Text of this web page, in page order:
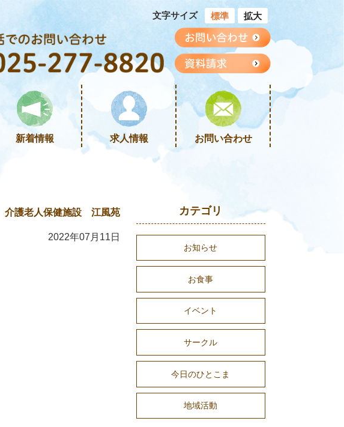
文字サイズ 標準 拡大
新着情報 求人情報 お問い合わせ
介護老人保健施設 江風苑
2022年07月11日
カテゴリ
お知らせ
お食事
イベント
サークル
今日のひとこま
地域活動